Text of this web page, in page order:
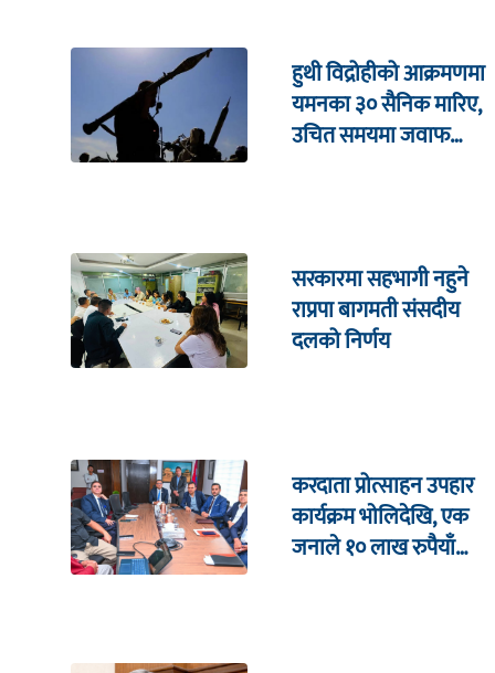
हुथी विद्रोहीको आक्रमणमा
यमनका ३० सैनिक मारिए,
उचित समयमा जवाफ
सरकारमा सहभागी नहुने
राप्रपा बागमती संसदीय
दलको निर्णय
करदाता प्रोत्साहन उपहार
कार्यक्रम भाेलिदेखि, एक
जनाले १० लाख रुपैयाँ